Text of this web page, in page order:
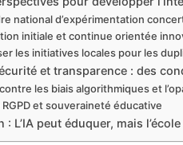
national d’expérimentation
initiale et continue orientée
les initiatives locales pour les
et transparence : des
les biais algorithmiques et
RGPD et souveraineté éducative
L’IA peut éduquer, mais